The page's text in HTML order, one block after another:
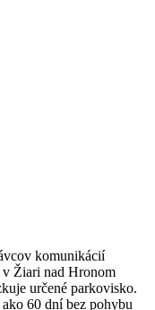
komunikácií
Žiari nad Hronom
určené parkovisko.
60 dní bez pohybu